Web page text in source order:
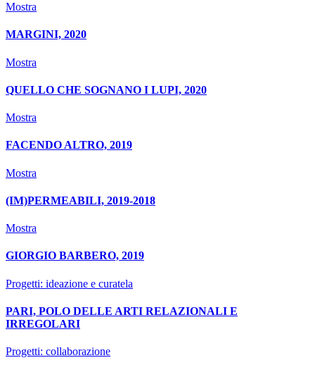
Mostra
MARGINI, 2020
Mostra
QUELLO CHE SOGNANO I LUPI, 2020
Mostra
FACENDO ALTRO, 2019
Mostra
(IM)PERMEABILI, 2019-2018
Mostra
GIORGIO BARBERO, 2019
Progetti: ideazione e curatela
PARI, POLO DELLE ARTI RELAZIONALI E
IRREGOLARI
Progetti: collaborazione